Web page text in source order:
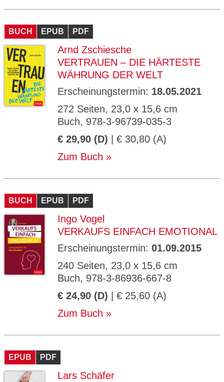
BUCH EPUB PDF
Arnd Zschiesche
VERTRAUEN – DIE HÄRTESTE
WÄHRUNG DER WELT
Erscheinungstermin: 18.05.2021
272 Seiten, 23,0 x 15,6 cm
Buch, 978-3-96739-035-3
€ 29,90 (D) | € 30,80 (A)
Zum Buch
BUCH EPUB PDF
Ingo Vogel
VERKAUFS EINFACH EMOTIONAL
Erscheinungstermin: 01.09.2015
240 Seiten, 23,0 x 15,6 cm
Buch, 978-3-86936-667-8
€ 24,90 (D) | € 25,60 (A)
Zum Buch
EPUB PDF
Lars Schäfer